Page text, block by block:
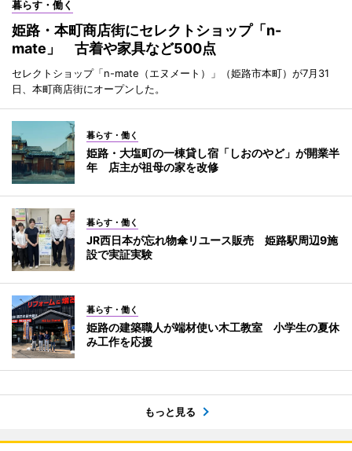
暮らす・働く
姫路・本町商店街にセレクトショップ「n-
mate」 古着や家具など500点
セレクトショップ「n-mate（エヌメート）」（姫路市本町）が7月31
日、本町商店街にオープンした。
暮らす・働く
姫路・大塩町の一棟貸し宿「しおのやど」が開業半
年 店主が祖母の家を改修
暮らす・働く
JR西日本が忘れ物傘リユース販売 姫路駅周辺9施
設で実証実験
暮らす・働く
姫路の建築職人が端材使い木工教室 小学生の夏休
み工作を応援
もっと見る